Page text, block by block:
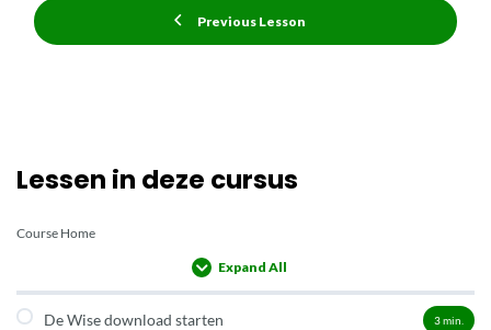
Previous Lesson
Lessen in deze cursus
Course Home
Expand All
De Wise download starten 3min.